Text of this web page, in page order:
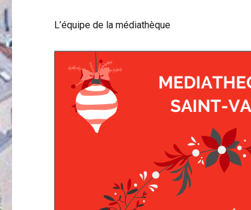
L’équipe de la médiathèque